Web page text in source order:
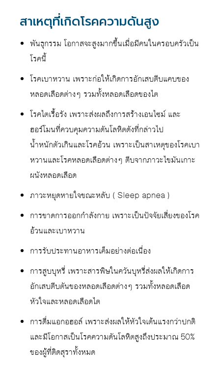
สาเหตุที่เกิดโรคความดันสูง
พันธุกรรม โอกาสจะสูงมากขึ้นเมื่อมีคนในครอบครัวเป็น
โรคนี้
โรคเบาหวาน เพราะก่อให้เกิดการอักเสบตีบแคบของ
หลอดเลือดต่างๆ รวมทั้งหลอดเลือดของไต
โรคไตเรื้อรัง เพราะส่งผลถึงการสร้างเอนไซม์ และ
ฮอร์โมนที่ควบคุมความดันโลหิตดังที่กล่าวไป
น้ำหนักตัวเกินและโรคอ้วน เพราะเป็นสาเหตุของโรคเบา
หวานและโรคหลอดเลือดต่างๆ ตีบจากภาวะไขมันเกาะ
ผนังหลอดเลือด
ภาวะหยุดหายใจขณะหลับ ( Sleep apnea )
การขาดการออกกำลังกาย เพราะเป็นปัจจัยเสี่ยงของโรค
อ้วนและเบาหวาน
การรับประทานอาหารเค็มอย่างต่อเนื่อง
การสูบบุหรี่ เพราะสารพิษในควันบุหรี่ส่งผลให้เกิดการ
อักเสบตีบตันของหลอดเลือดต่างๆ รวมทั้งหลอดเลือด
หัวใจและหลอดเลือดไต
การดื่มแอกอฮอล์ เพราะส่งผลให้หัวใจเต้นแรงกว่าปกติ
และมีโอกาสเป็นโรคความดันโลหิตสูงถึงประมาณ 50%
ของผู้ที่ติดสุราทั้งหมด